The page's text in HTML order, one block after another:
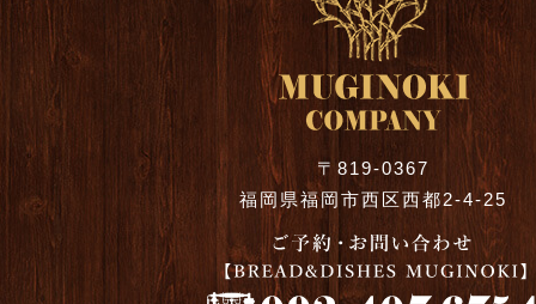
〒819-0367
福岡県福岡市西区西都2-4-25